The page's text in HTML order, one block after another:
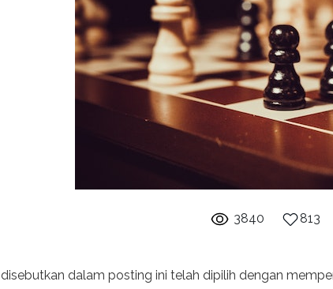
3840 813
disebutkan dalam posting ini telah dipilih dengan